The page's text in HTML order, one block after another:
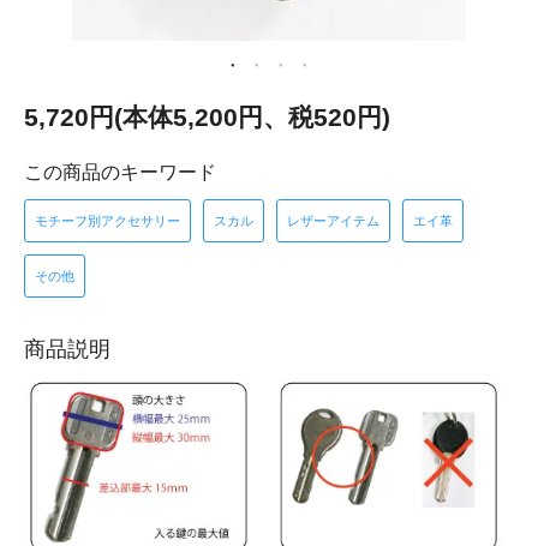
5,720円(本体5,200円、税520円)
この商品のキーワード
モチーフ別アクセサリー スカル レザーアイテム エイ革
その他
商品説明